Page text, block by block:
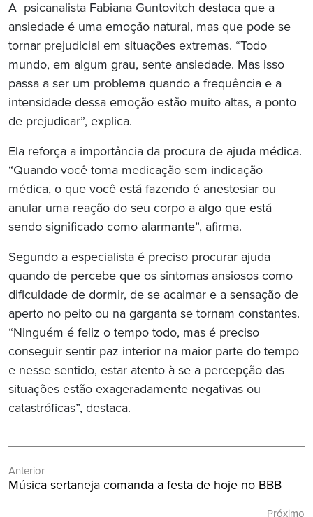
A psicanalista Fabiana Guntovitch destaca que a
ansiedade é uma emoção natural, mas que pode se
tornar prejudicial em situações extremas. “Todo
mundo, em algum grau, sente ansiedade. Mas isso
passa a ser um problema quando a frequência e a
intensidade dessa emoção estão muito altas, a ponto
de prejudicar”, explica.
Ela reforça a importância da procura de ajuda médica.
“Quando você toma medicação sem indicação
médica, o que você está fazendo é anestesiar ou
anular uma reação do seu corpo a algo que está
sendo significado como alarmante”, afirma.
Segundo a especialista é preciso procurar ajuda
quando de percebe que os sintomas ansiosos como
dificuldade de dormir, de se acalmar e a sensação de
aperto no peito ou na garganta se tornam constantes.
“Ninguém é feliz o tempo todo, mas é preciso
conseguir sentir paz interior na maior parte do tempo
e nesse sentido, estar atento à se a percepção das
situações estão exageradamente negativas ou
catastróficas”, destaca.
de
Anterior
Post
Música sertaneja comanda a festa de hoje no BBB
Próximo